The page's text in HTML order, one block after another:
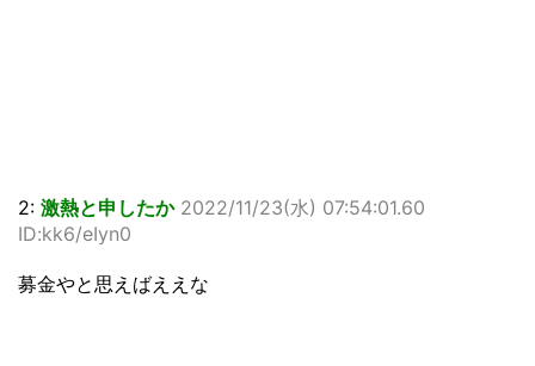
2: 激熱と申したか 2022/11/23(水) 07:54:01.60
ID:kk6/eIyn0
募金やと思えばええな